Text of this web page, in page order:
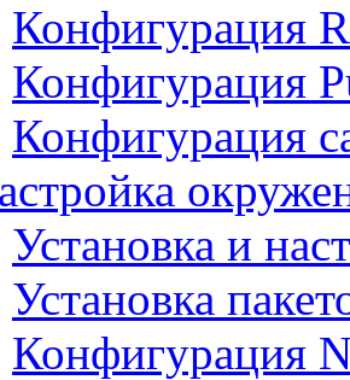
Конфигурация
Конфигурация
Конфигурация
Установка и
Установка
Конфигурация